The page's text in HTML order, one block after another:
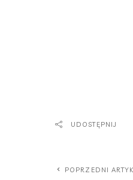
UDOSTĘPNIJ
POPRZEDNI